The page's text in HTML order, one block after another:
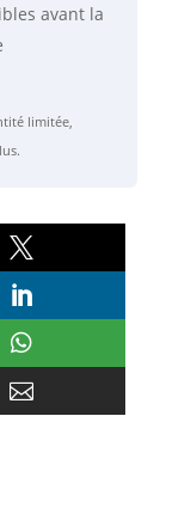
avant la
limitée,



